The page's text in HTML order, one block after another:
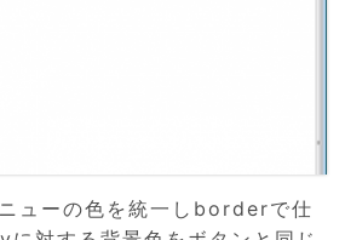
ューの色を統一しborderで仕